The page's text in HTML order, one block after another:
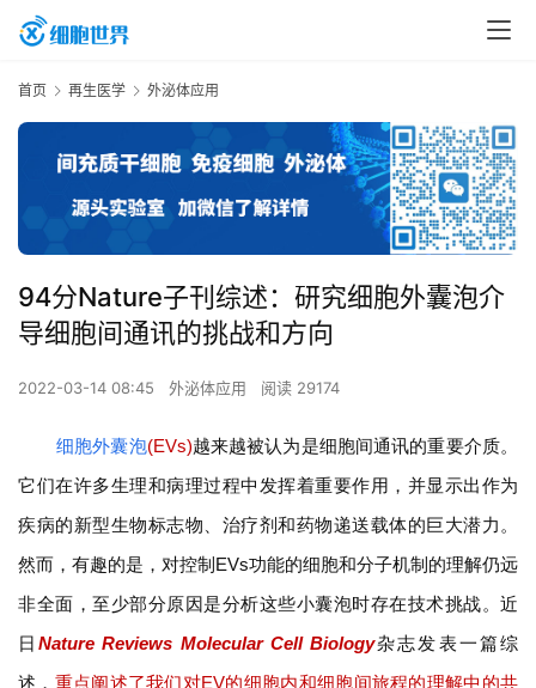
首页 再生医学 外泌体应用
94分Nature子刊综述：研究细胞外囊泡介
导细胞间通讯的挑战和方向
2022-03-14 08:45 外泌体应用 阅读 29174
细胞外囊泡(EVs)越来越被认为是细胞间通讯的重要介质。
它们在许多生理和病理过程中发挥着重要作用，并显示出作为
疾病的新型生物标志物、治疗剂和药物递送载体的巨大潜力。
然而，有趣的是，对控制EVs功能的细胞和分子机制的理解仍远
非全面，至少部分原因是分析这些小囊泡时存在技术挑战。近
日Nature Reviews Molecular Cell Biology杂志发表一篇综
述， 重点阐述了我们对EV的细胞内和细胞间旅程的理解中的共